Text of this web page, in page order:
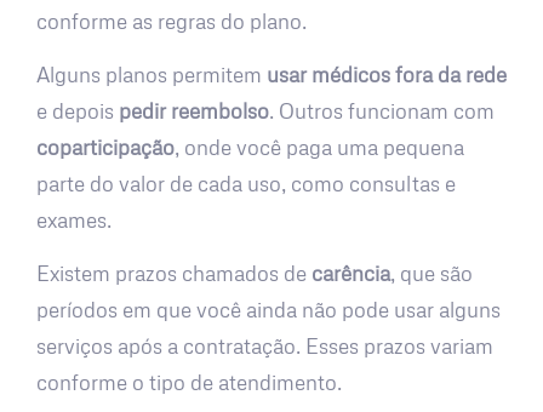
conforme as regras do plano.
Alguns planos permitem usar médicos fora da rede
e depois pedir reembolso. Outros funcionam com
coparticipação, onde você paga uma pequena
parte do valor de cada uso, como consultas e
exames.
Existem prazos chamados de carência, que são
períodos em que você ainda não pode usar alguns
serviços após a contratação. Esses prazos variam
conforme o tipo de atendimento.